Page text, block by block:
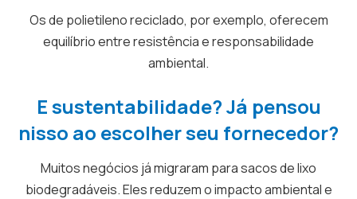
Os de polietileno reciclado, por exemplo, oferecem
equilíbrio entre resistência e responsabilidade
ambiental.
E sustentabilidade? Já pensou
nisso ao escolher seu fornecedor?
Muitos negócios já migraram para sacos de lixo
biodegradáveis. Eles reduzem o impacto ambiental e